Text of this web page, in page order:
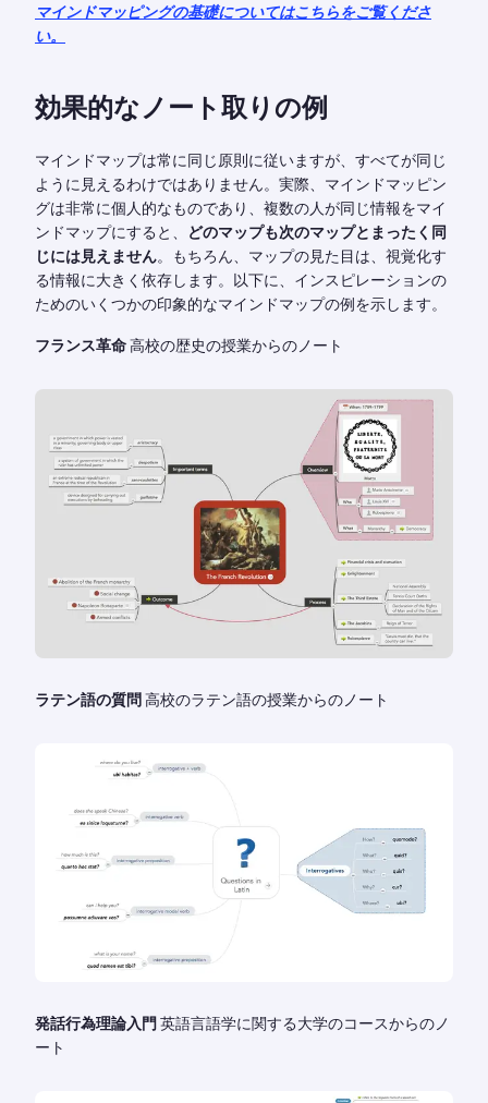
マインドマッピングの基礎についてはこちらをご覧くださ
い。
効果的なノート取りの例
マインドマップは常に同じ原則に従いますが、すべてが同じ
ように見えるわけではありません。実際、マインドマッピン
グは非常に個人的なものであり、複数の人が同じ情報をマイ
ンドマップにすると、
どのマップも次のマップとまったく同
じには見えません。もちろん、マップの見た目は、視覚化す
る情報に大きく依存します。以下に、インスピレーションの
ためのいくつかの印象的なマインドマップの例を示します。
フランス革命高校の歴史の授業からのノート
ラテン語の質問 高校のラテン語の授業からのノート
発話行為理論入門 英語言語学に関する大学のコースからのノ
ート